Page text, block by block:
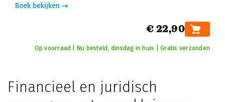
Boek bekijken
€ 22,90
Op voorraad | Nu besteld, dinsdag in huis | Gratis verzonden
Financieel en juridisch